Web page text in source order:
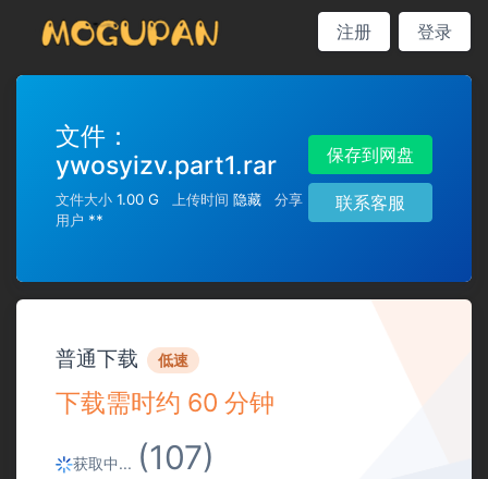
注册 登录
文件：
ywosyizv.part1.rar
文件大小 1.00 G 上传时间 隐藏
分享
用户 **
保存到网盘
联系客服
普通下载 低速
下载需时约 60 分钟
获取中... (107)